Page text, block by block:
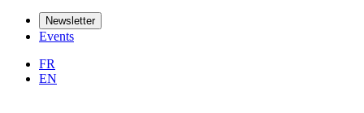
Newsletter
Events
FR
EN